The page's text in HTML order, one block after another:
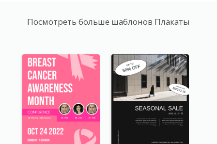
Посмотреть больше шаблонов Плакаты